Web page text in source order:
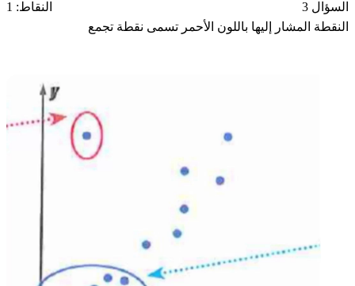
السؤال 3
النقاط: 1
النقطة المشار إليها باللون الأحمر تسمى نقطة تجمع